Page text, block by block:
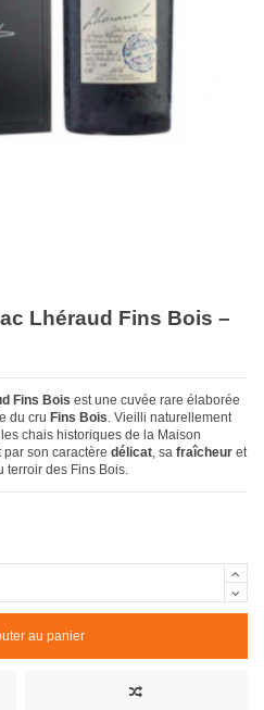
Lhéraud Fins Bois –
Fins Bois est une cuvée rare élaborée
du cru Fins Bois. Vieilli naturellement
chais historiques de la Maison
son caractère délicat, sa fraîcheur et
terroir des Fins Bois.
au panier